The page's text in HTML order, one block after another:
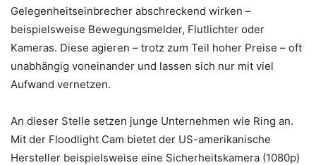
Gelegenheitseinbrecher abschreckend wirken –
beispielsweise Bewegungsmelder, Flutlichter oder
Kameras. Diese agieren – trotz zum Teil hoher Preise – oft
unabhängig voneinander und lassen sich nur mit viel
Aufwand vernetzen.
An dieser Stelle setzen junge Unternehmen wie Ring an.
Mit der Floodlight Cam bietet der US-amerikanische
Hersteller beispielsweise eine Sicherheitskamera (1080p)